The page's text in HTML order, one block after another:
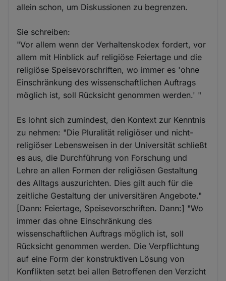
allein schon, um Diskussionen zu begrenzen.
Sie schreiben:
"Vor allem wenn der Verhaltenskodex fordert, vor
allem mit Hinblick auf religiöse Feiertage und die
religiöse Speisevorschriften, wo immer es 'ohne
Einschränkung des wissenschaftlichen Auftrags
möglich ist, soll Rücksicht genommen werden.' "
Es lohnt sich zumindest, den Kontext zur Kenntnis
zu nehmen: "Die Pluralität religiöser und nicht-
religiöser Lebensweisen in der Universität schließt
es aus, die Durchführung von Forschung und
Lehre an allen Formen der religiösen Gestaltung
des Alltags auszurichten. Dies gilt auch für die
zeitliche Gestaltung der universitären Angebote."
[Dann: Feiertage, Speisevorschriften. Dann:] "Wo
immer das ohne Einschränkung des
wissenschaftlichen Auftrags möglich ist, soll
Rücksicht genommen werden. Die Verpflichtung
auf eine Form der konstruktiven Lösung von
Konflikten setzt bei allen Betroffenen den Verzicht